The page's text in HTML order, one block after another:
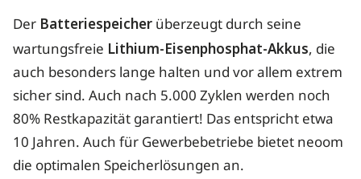
Der Batteriespeicher überzeugt durch seine
wartungsfreie Lithium-Eisenphosphat-Akkus, die
auch besonders lange halten und vor allem extrem
sicher sind. Auch nach 5.000 Zyklen werden noch
80% Restkapazität garantiert! Das entspricht etwa
10 Jahren. Auch für Gewerbebetriebe bietet neoom
die optimalen Speicherlösungen an.